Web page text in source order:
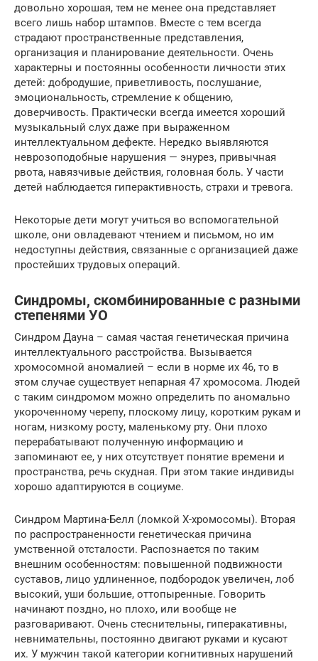
довольно хорошая, тем не менее она представляет
всего лишь набор штампов. Вместе с тем всегда
страдают пространственные представления,
организация и планирование деятельности. Очень
характерны и постоянны особенности личности этих
детей: добродушие, приветливость, послушание,
эмоциональность, стремление к общению,
доверчивость. Практически всегда имеется хороший
музыкальный слух даже при выраженном
интеллектуальном дефекте. Нередко выявляются
неврозоподобные нарушения — энурез, привычная
рвота, навязчивые действия, головная боль. У части
детей наблюдается гиперактивность, страхи и тревога.
Некоторые дети могут учиться во вспомогательной
школе, они овладевают чтением и письмом, но им
недоступны действия, связанные с организацией даже
простейших трудовых операций.
Синдромы, скомбинированные с разными
степенями УО
Синдром Дауна – самая частая генетическая причина
интеллектуального расстройства. Вызывается
хромосомной аномалией – если в норме их 46, то в
этом случае существует непарная 47 хромосома. Людей
с таким синдромом можно определить по аномально
укороченному черепу, плоскому лицу, коротким рукам и
ногам, низкому росту, маленькому рту. Они плохо
перерабатывают полученную информацию и
запоминают ее, у них отсутствует понятие времени и
пространства, речь скудная. При этом такие индивиды
хорошо адаптируются в социуме.
Синдром Мартина-Белл (ломкой Х-хромосомы). Вторая
по распространенности генетическая причина
умственной отсталости. Распознается по таким
внешним особенностям: повышенной подвижности
суставов, лицо удлиненное, подбородок увеличен, лоб
высокий, уши большие, оттопыренные. Говорить
начинают поздно, но плохо, или вообще не
разговаривают. Очень стеснительны, гиперакативны,
невнимательны, постоянно двигают руками и кусают
их. У мужчин такой категории когнитивных нарушений